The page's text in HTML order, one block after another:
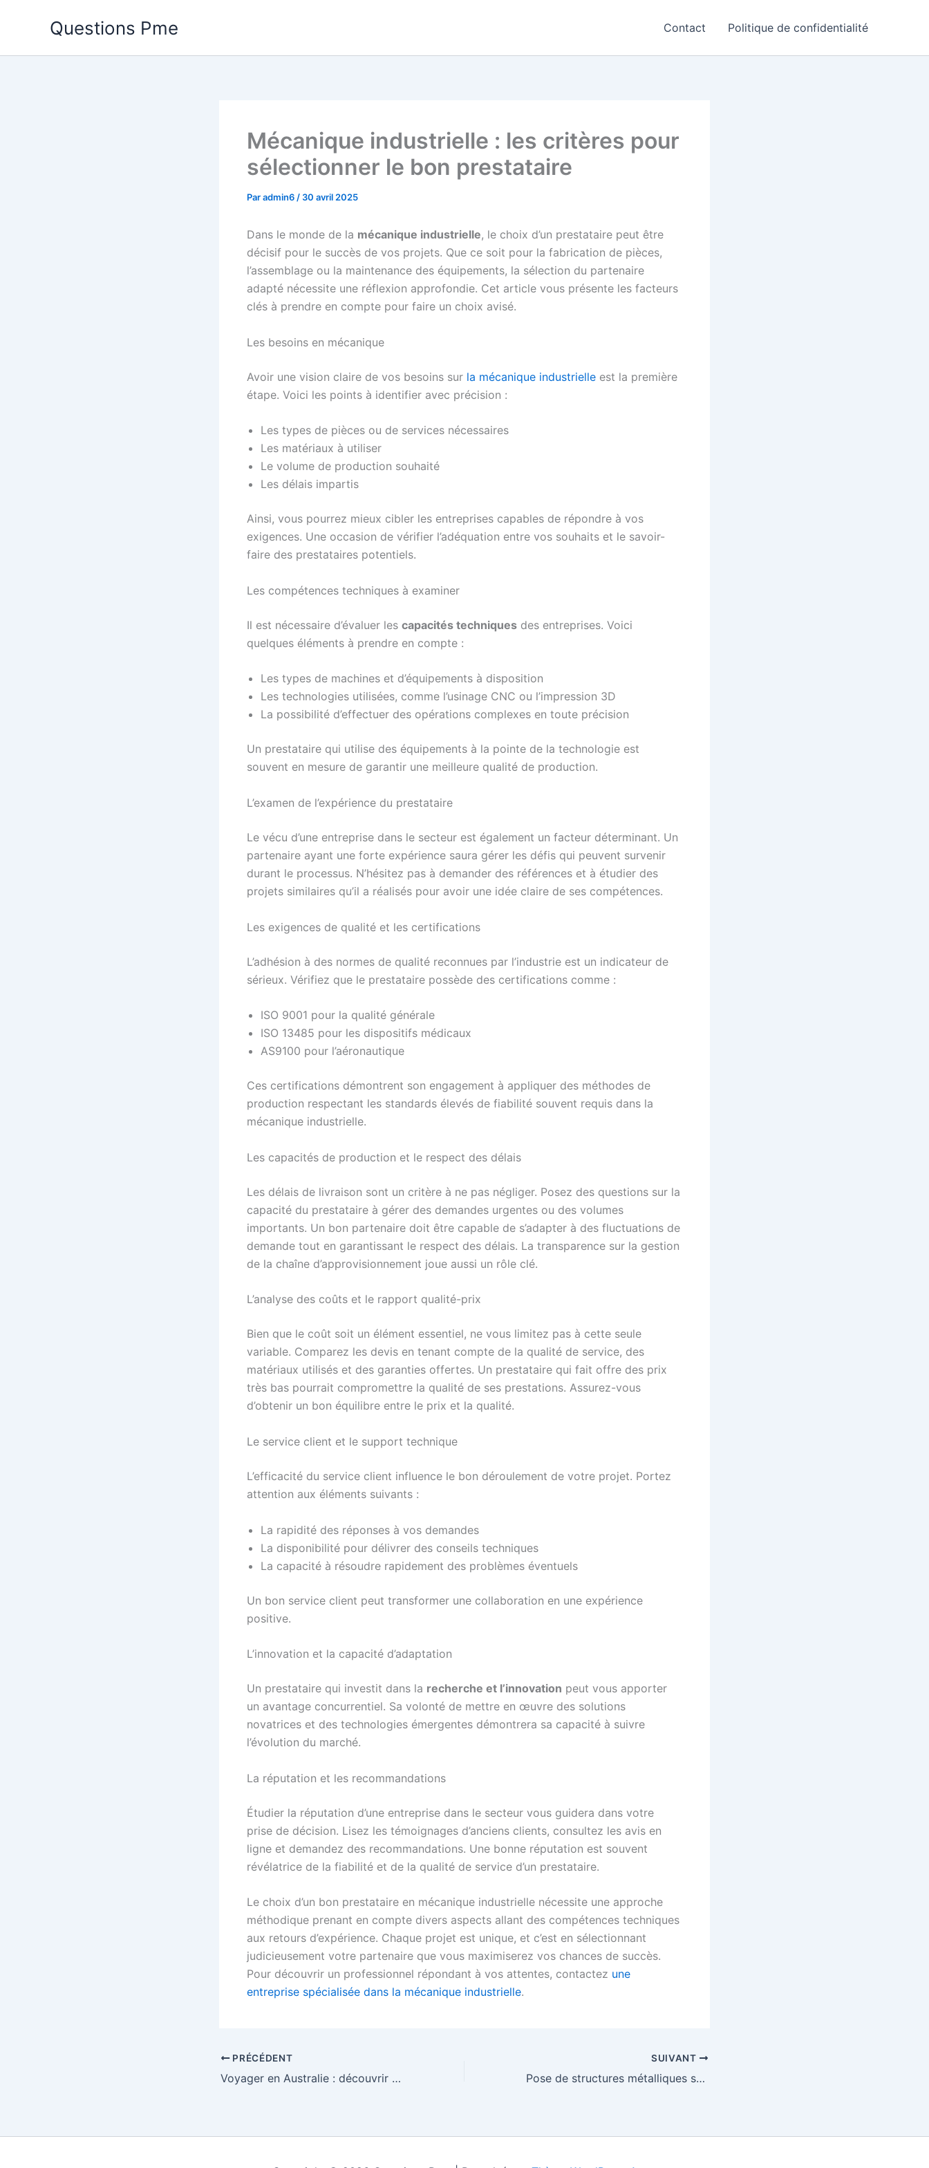
Questions Pme Contact Politique de confidentialité
Mécanique industrielle : les critères pour
sélectionner le bon prestataire
Paradmin6 / 30 avril 2025
Dans le monde de la mécanique industrielle, le choix d’un prestataire peut être
décisif pour le succès de vos projets. Que ce soit pour la fabrication de pièces,
l’assemblage ou la maintenance des équipements, la sélection du partenaire
adapté nécessite une réflexion approfondie. Cet article vous présente les facteurs
clés à prendre en compte pour faire un choix avisé.
Les besoins en mécanique
Avoir une vision claire de vos besoins sur la mécanique industrielle est la première
étape. Voici les points à identifier avec précision :
Les types de pièces ou de services nécessaires
Les matériaux à utiliser
Le volume de production souhaité
Les délais impartis
Ainsi, vous pourrez mieux cibler les entreprises capables de répondre à vos
exigences. Une occasion de vérifier l’adéquation entre vos souhaits et le savoir-
faire des prestataires potentiels.
Les compétences techniques à examiner
Il est nécessaire d’évaluer les capacités techniques des entreprises. Voici
quelques éléments à prendre en compte :
Les types de machines et d’équipements à disposition
Les technologies utilisées, comme l’usinage CNC ou l’impression 3D
La possibilité d’effectuer des opérations complexes en toute précision
Un prestataire qui utilise des équipements à la pointe de la technologie est
souvent en mesure de garantir une meilleure qualité de production.
L’examen de l’expérience du prestataire
Le vécu d’une entreprise dans le secteur est également un facteur déterminant. Un
partenaire ayant une forte expérience saura gérer les défis qui peuvent survenir
durant le processus. N’hésitez pas à demander des références et à étudier des
projets similaires qu’il a réalisés pour avoir une idée claire de ses compétences.
Les exigences de qualité et les certifications
L’adhésion à des normes de qualité reconnues par l’industrie est un indicateur de
sérieux. Vérifiez que le prestataire possède des certifications comme :
ISO 9001 pour la qualité générale
ISO 13485 pour les dispositifs médicaux
AS9100 pour l’aéronautique
Ces certifications démontrent son engagement à appliquer des méthodes de
production respectant les standards élevés de fiabilité souvent requis dans la
mécanique industrielle.
Les capacités de production et le respect des délais
Les délais de livraison sont un critère à ne pas négliger. Posez des questions sur la
capacité du prestataire à gérer des demandes urgentes ou des volumes
importants. Un bon partenaire doit être capable de s’adapter à des fluctuations de
demande tout en garantissant le respect des délais. La transparence sur la gestion
de la chaîne d’approvisionnement joue aussi un rôle clé.
L’analyse des coûts et le rapport qualité-prix
Bien que le coût soit un élément essentiel, ne vous limitez pas à cette seule
variable. Comparez les devis en tenant compte de la qualité de service, des
matériaux utilisés et des garanties offertes. Un prestataire qui fait offre des prix
très bas pourrait compromettre la qualité de ses prestations. Assurez-vous
d’obtenir un bon équilibre entre le prix et la qualité.
Le service client et le support technique
L’efficacité du service client influence le bon déroulement de votre projet. Portez
attention aux éléments suivants :
La rapidité des réponses à vos demandes
La disponibilité pour délivrer des conseils techniques
La capacité à résoudre rapidement des problèmes éventuels
Un bon service client peut transformer une collaboration en une expérience
positive.
L’innovation et la capacité d’adaptation
Un prestataire qui investit dans la recherche et l’innovation peut vous apporter
un avantage concurrentiel. Sa volonté de mettre en œuvre des solutions
novatrices et des technologies émergentes démontrera sa capacité à suivre
l’évolution du marché.
La réputation et les recommandations
Étudier la réputation d’une entreprise dans le secteur vous guidera dans votre
prise de décision. Lisez les témoignages d’anciens clients, consultez les avis en
ligne et demandez des recommandations. Une bonne réputation est souvent
révélatrice de la fiabilité et de la qualité de service d’un prestataire.
Le choix d’un bon prestataire en mécanique industrielle nécessite une approche
méthodique prenant en compte divers aspects allant des compétences techniques
aux retours d’expérience. Chaque projet est unique, et c’est en sélectionnant
judicieusement votre partenaire que vous maximiserez vos chances de succès.
Pour découvrir un professionnel répondant à vos attentes, contactez une
entreprise spécialisée dans la mécanique industrielle.
PRÉCÉDENT
Voyager en Australie : découvrir les avantages d’un voyage linguistique
SUIVANT
Pose de structures métalliques sur le chantier de construction : pourquoi faire appel à un professionnel ?